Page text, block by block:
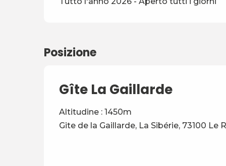
Posizione
Gîte La Gaillarde
Altitudine : 1450m
Gite de la Gaillarde, La Sibérie, 73100 Le